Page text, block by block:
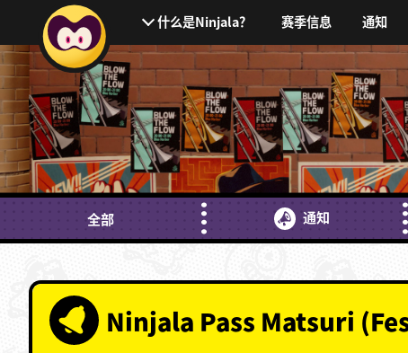
什么是Ninjala？ 赛季信息 通知
全部 通知
Ninjala Pass Matsuri